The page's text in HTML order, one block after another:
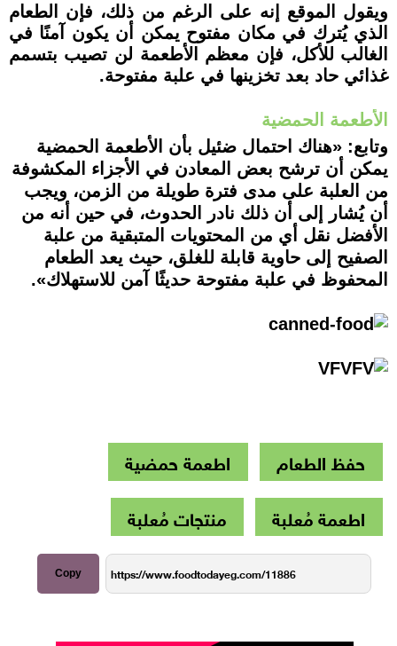
ويقول الموقع إنه على الرغم من ذلك، فإن الطعام
الذي يُترك في مكان مفتوح يمكن أن يكون آمنًا في
الغالب للأكل، فإن معظم الأطعمة لن تصيب بتسمم
غذائي حاد بعد تخزينها في علبة مفتوحة.
الأطعمة الحمضية
وتابع: «هناك احتمال ضئيل بأن الأطعمة الحمضية
يمكن أن ترشح بعض المعادن في الأجزاء المكشوفة
من العلبة على مدى فترة طويلة من الزمن، ويجب
أن يُشار إلى أن ذلك نادر الحدوث، في حين أنه من
الأفضل نقل أي من المحتويات المتبقية من علبة
الصفيح إلى حاوية قابلة للغلق، حيث يعد الطعام
المحفوظ في علبة مفتوحة حديثًا آمن للاستهلاك».
حفظ الطعام
اطعمة حمضية
اطعمة مُعلبة
منتجات مُعلبة
Copy